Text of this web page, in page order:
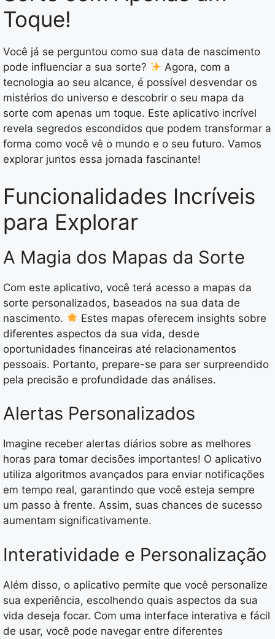
Toque!
Você já se perguntou como sua data de nascimento
pode influenciar a sua sorte?
Agora, com a
tecnologia ao seu alcance, é possível desvendar os
mistérios do universo e descobrir o seu mapa da
sorte com apenas um toque. Este aplicativo incrível
revela segredos escondidos que podem transformar a
forma como você vê o mundo e o seu futuro. Vamos
explorar juntos essa jornada fascinante!
Funcionalidades Incríveis
para Explorar
A Magia dos Mapas da Sorte
Com este aplicativo, você terá acesso a mapas da
sorte personalizados, baseados na sua data de
nascimento.
Estes mapas oferecem insights sobre
diferentes aspectos da sua vida, desde
oportunidades financeiras até relacionamentos
pessoais. Portanto, prepare-se para ser surpreendido
pela precisão e profundidade das análises.
Alertas Personalizados
Imagine receber alertas diários sobre as melhores
horas para tomar decisões importantes! O aplicativo
utiliza algoritmos avançados para enviar notificações
em tempo real, garantindo que você esteja sempre
um passo à frente. Assim, suas chances de sucesso
aumentam significativamente.
Interatividade e Personalização
Além disso, o aplicativo permite que você personalize
sua experiência, escolhendo quais aspectos da sua
vida deseja focar. Com uma interface interativa e fácil
de usar, você pode navegar entre diferentes